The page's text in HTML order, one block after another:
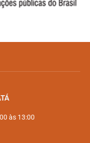
às 13:00